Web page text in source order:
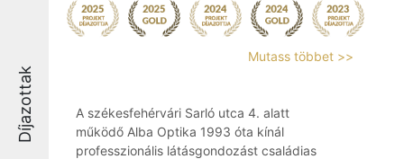
Díjazottak
Mutass többet >>
A székesfehérvári Sarló utca 4. alatt
működő Alba Optika 1993 óta kínál
professzionális látásgondozást családias